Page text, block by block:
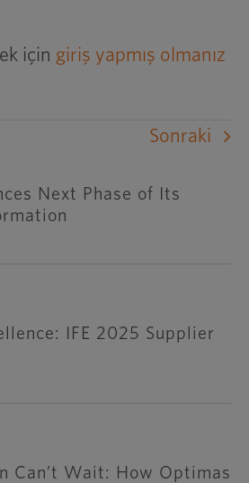
için giriş yapmış olmanız
Sonraki
Next Phase of Its
IFE 2025 Supplier
Can’t Wait: How Optimas